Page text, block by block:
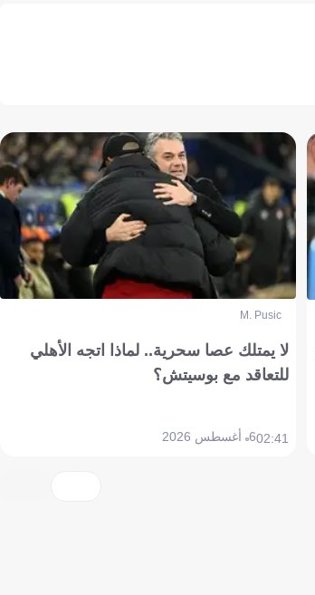
M. Pusic
لا يمتلك عصا سحرية.. لماذا اتجه الأهلي
للتعاقد مع بوسيتش؟
02:416 أغسطس 2026